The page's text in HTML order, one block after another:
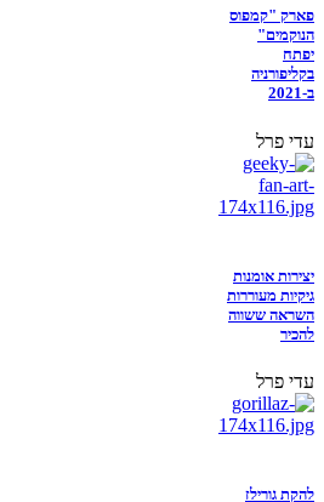
פארק "קמפוס
הנוקמים"
יפתח
בקליפורניה
ב-2021
עדי פרל
יצירות אומנות
גיקיות מעוררות
השראה ששווה
להכיר
עדי פרל
להקת גורילז